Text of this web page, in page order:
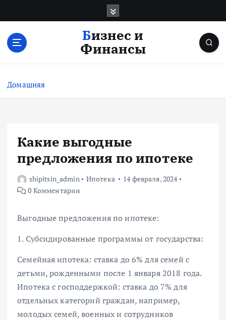
с
Бизнес и
Финансы
Домашняя
Какие выгодные
предложения по ипотеке
shipitsin_admin Ипотека
14 февраля, 2024
0 Комментарии
Выгодные предложения по ипотеке:
1. Субсидированные программы от государства:
Семейная ипотека: ставка до 6% для семей с
детьми, рожденными после 1 января 2018 года.
Ипотека с господдержкой: ставка до 7% для
отдельных категорий граждан, например,
молодых семей, военных и сотрудников